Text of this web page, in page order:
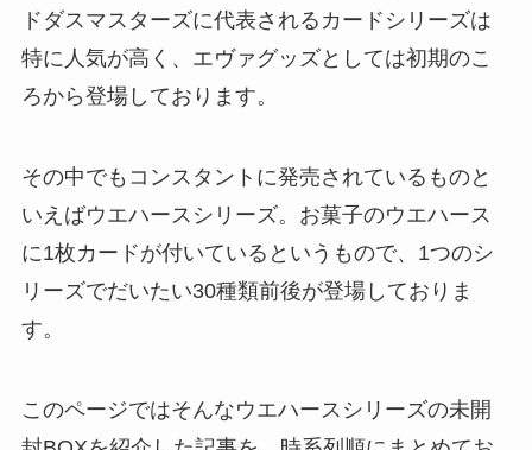
ドダスマスターズに代表されるカードシリーズは
特に人気が高く、エヴァグッズとしては初期のこ
ろから登場しております。
その中でもコンスタントに発売されているものと
いえばウエハースシリーズ。お菓子のウエハース
に1枚カードが付いているというもので、1つのシ
リーズでだいたい30種類前後が登場しておりま
す。
このページではそんなウエハースシリーズの未開